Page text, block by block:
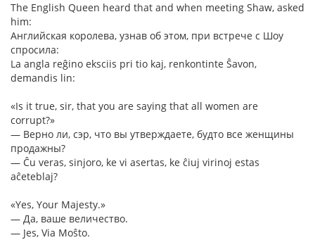
The English Queen heard that and when meeting Shaw, asked
him:
Английская королева, узнав об этом, при встрече с Шоу
спросила:
La angla reĝino eksciis pri tio kaj, renkontinte Ŝavon,
demandis lin:
«Is it true, sir, that you are saying that all women are
corrupt?»
— Верно ли, сэр, что вы утверждаете, будто все женщины
продажны?
— Ĉu veras, sinjoro, ke vi asertas, ke ĉiuj virinoj estas
aĉeteblaj?
«Yes, Your Majesty.»
— Да, ваше величество.
— Jes, Via Moŝto.